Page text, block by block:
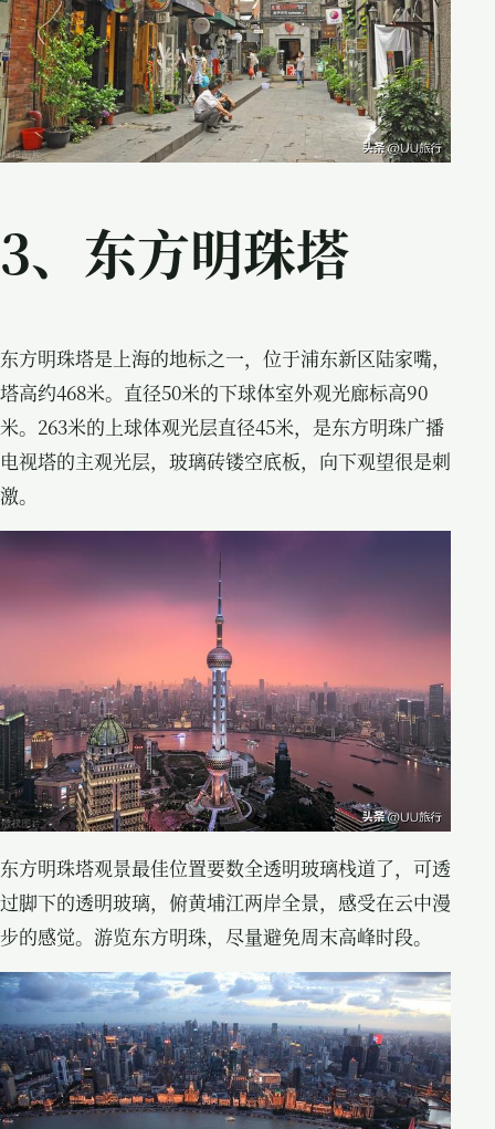
3、东方明珠塔
东方明珠塔是上海的地标之一，位于浦东新区陆家嘴，
塔高约468米。直径50米的下球体室外观光廊标高90
米。263米的上球体观光层直径45米，是东方明珠广播
电视塔的主观光层，玻璃砖镂空底板，向下观望很是刺
激。
东方明珠塔观景最佳位置要数全透明玻璃栈道了，可透
过脚下的透明玻璃，俯黄埔江两岸全景，感受在云中漫
步的感觉。游览东方明珠，尽量避免周末高峰时段。